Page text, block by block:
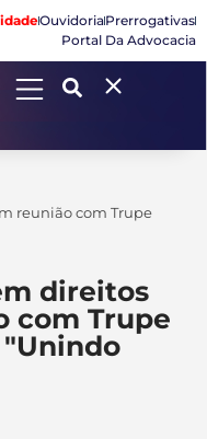
OuvidoriaPrerrogativas
Portal Da Advocacia
reunião com Trupe
direitos
com Trupe
"Unindo